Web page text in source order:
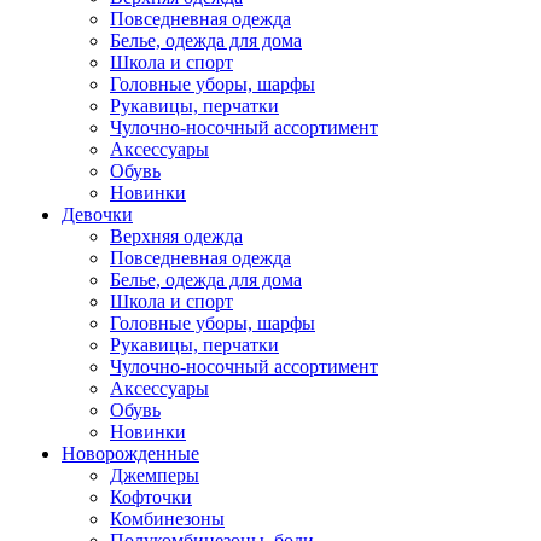
Повседневная одежда
Белье, одежда для дома
Школа и спорт
Головные уборы, шарфы
Рукавицы, перчатки
Чулочно-носочный ассортимент
Аксессуары
Обувь
Новинки
Девочки
Верхняя одежда
Повседневная одежда
Белье, одежда для дома
Школа и спорт
Головные уборы, шарфы
Рукавицы, перчатки
Чулочно-носочный ассортимент
Аксессуары
Обувь
Новинки
Новорожденные
Джемперы
Кофточки
Комбинезоны